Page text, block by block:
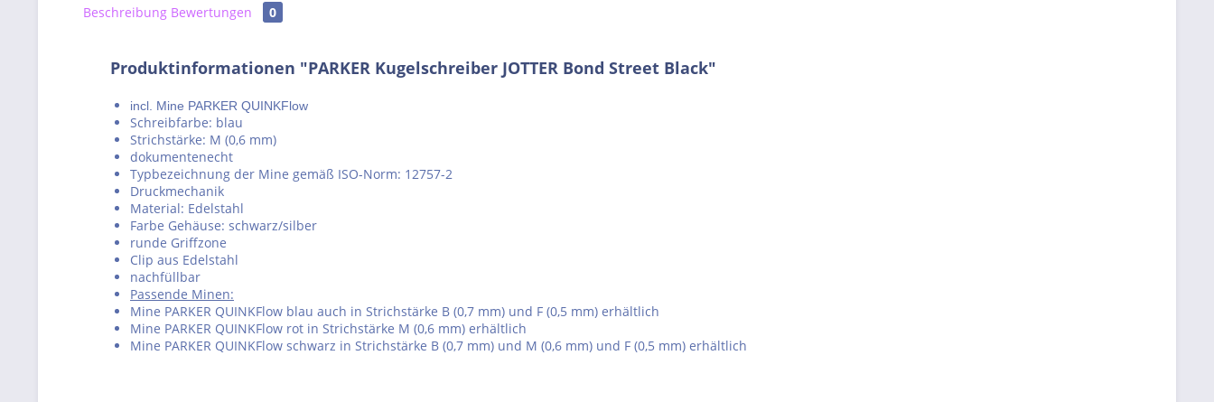
Beschreibung Bewertungen 0
Produktinformationen "PARKER Kugelschreiber JOTTER Bond Street Black"
incl. Mine PARKER QUINKFlow
Schreibfarbe: blau
Strichstärke: M (0,6 mm)
dokumentenecht
Typbezeichnung der Mine gemäß ISO-Norm: 12757-2
Druckmechanik
Material: Edelstahl
Farbe Gehäuse: schwarz/silber
runde Griffzone
Clip aus Edelstahl
nachfüllbar
Passende Minen:
Mine PARKER QUINKFlow blau auch in Strichstärke B (0,7 mm) und F (0,5 mm) erhältlich
Mine PARKER QUINKFlow rot in Strichstärke M (0,6 mm) erhältlich
Mine PARKER QUINKFlow schwarz in Strichstärke B (0,7 mm) und M (0,6 mm) und F (0,5 mm) erhältlich